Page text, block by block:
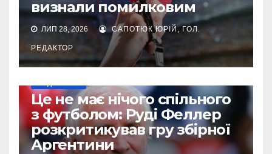
визнали помилковим
ЛИП 28, 2026 САПОТЮК ЮРІЙ, ГОЛ.
РЕДАКТОР
Це не має нічого спільного
з футболом: Руді Феллер
розкритикував гру збірної
Аргентини